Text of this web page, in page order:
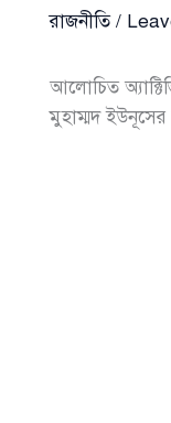
রাজনীতি/
আলোচিত
মুহাম্মদ ইউনূসের